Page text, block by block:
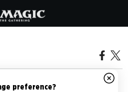
preference?